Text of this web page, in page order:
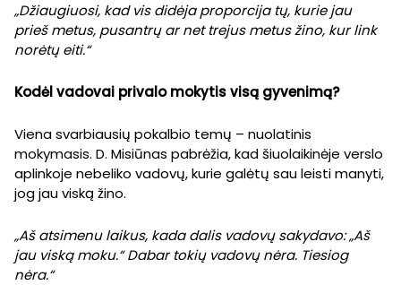
„Džiaugiuosi, kad vis didėja proporcija tų, kurie jau
prieš metus, pusantrų ar net trejus metus žino, kur link
norėtų eiti.“
Kodėl vadovai privalo mokytis visą gyvenimą?
Viena svarbiausių pokalbio temų – nuolatinis
mokymasis. D. Misiūnas pabrėžia, kad šiuolaikinėje verslo
aplinkoje nebeliko vadovų, kurie galėtų sau leisti manyti,
jog jau viską žino.
„Aš atsimenu laikus, kada dalis vadovų sakydavo: „Aš
jau viską moku.“ Dabar tokių vadovų nėra. Tiesiog
nėra.“